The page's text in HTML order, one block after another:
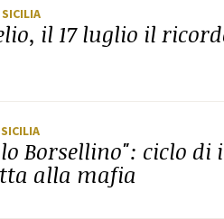
il 17 luglio il
Borsellino": ciclo
alla mafia